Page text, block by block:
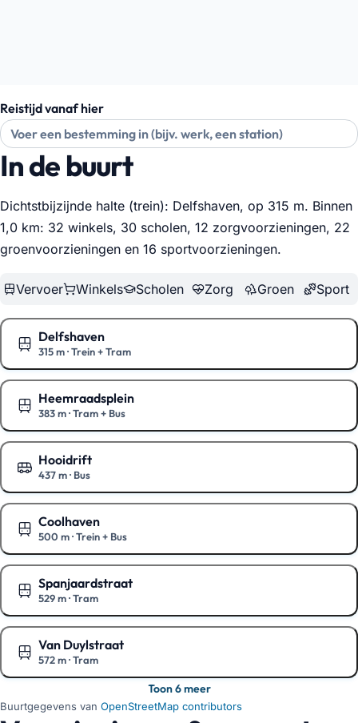
Reistijd vanaf hier
In de buurt
Dichtstbijzijnde halte (trein): Delfshaven, op 315 m. Binnen
1,0 km: 32 winkels, 30 scholen, 12 zorgvoorzieningen, 22
groenvoorzieningen en 16 sportvoorzieningen.
Vervoer Winkels Scholen Zorg Groen Sport
Delfshaven
315 m·Trein + Tram
Toon op de kaart
Heemraadsplein
383 m·Tram + Bus
Toon op de kaart
Hooidrift
437 m· Bus
Toon op de kaart
Coolhaven
500 m·Trein + Bus
Toon op de kaart
Spanjaardstraat
529 m·Tram
Toon op de kaart
Van Duylstraat
572 m·Tram
Toon op de kaart
Toon 6 meer
Buurtgegevens van OpenStreetMap contributors